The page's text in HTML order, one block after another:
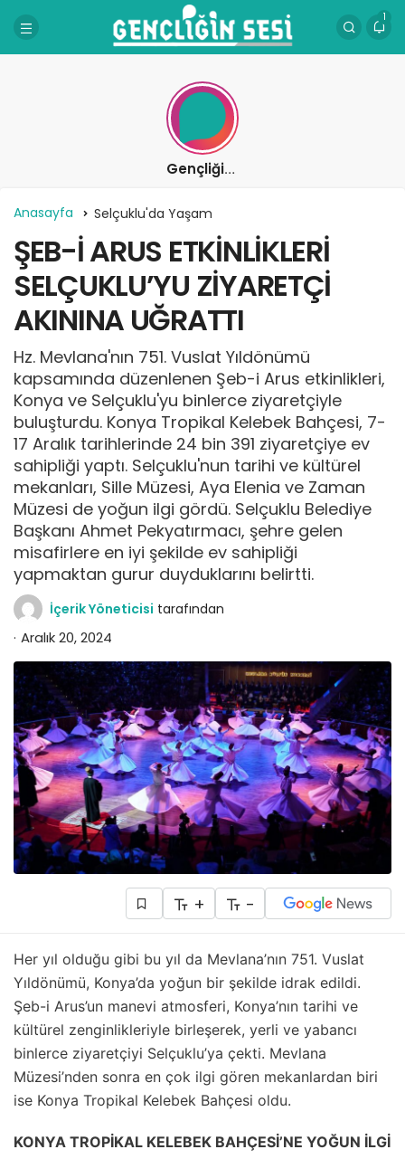
1
Gençliğin Sesi
Anasayfa Selçuklu'da Yaşam
ŞEB-İ ARUS ETKİNLİKLERİ
SELÇUKLU’YU ZİYARETÇİ
AKININA UĞRATTI
Hz. Mevlana'nın 751. Vuslat Yıldönümü
kapsamında düzenlenen Şeb-i Arus etkinlikleri,
Konya ve Selçuklu'yu binlerce ziyaretçiyle
buluşturdu. Konya Tropikal Kelebek Bahçesi, 7-
17 Aralık tarihlerinde 24 bin 391 ziyaretçiye ev
sahipliği yaptı. Selçuklu'nun tarihi ve kültürel
mekanları, Sille Müzesi, Aya Elenia ve Zaman
Müzesi de yoğun ilgi gördü. Selçuklu Belediye
Başkanı Ahmet Pekyatırmacı, şehre gelen
misafirlere en iyi şekilde ev sahipliği
yapmaktan gurur duyduklarını belirtti.
İçerik Yöneticisi tarafından
Aralık 20, 2024
+ -
Her yıl olduğu gibi bu yıl da Mevlana’nın 751. Vuslat
Yıldönümü, Konya’da yoğun bir şekilde idrak edildi.
Şeb-i Arus’un manevi atmosferi, Konya’nın tarihi ve
kültürel zenginlikleriyle birleşerek, yerli ve yabancı
binlerce ziyaretçiyi Selçuklu’ya çekti. Mevlana
Müzesi’nden sonra en çok ilgi gören mekanlardan biri
ise Konya Tropikal Kelebek Bahçesi oldu.
KONYA TROPİKAL KELEBEK BAHÇESİ’NE YOĞUN İLGİ